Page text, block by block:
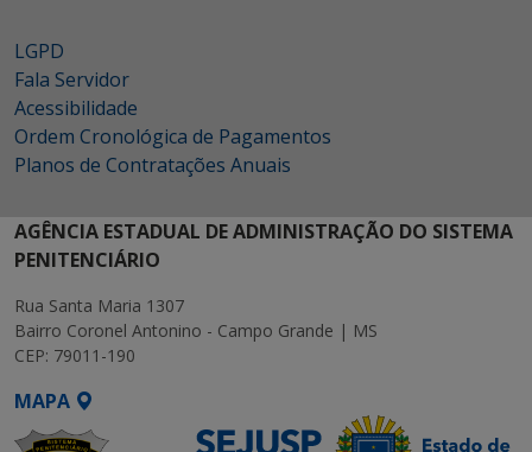
LGPD
Fala Servidor
Acessibilidade
Ordem Cronológica de Pagamentos
Planos de Contratações Anuais
AGÊNCIA ESTADUAL DE ADMINISTRAÇÃO DO SISTEMA
PENITENCIÁRIO
Rua Santa Maria 1307
Bairro Coronel Antonino - Campo Grande | MS
CEP: 79011-190
MAPA